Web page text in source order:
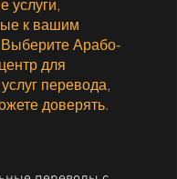
услуги,
к вашим
Арабо-
для
перевода,
доверять.